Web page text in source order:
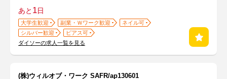
あと 1日
大学生歓迎 副業・Ｗワーク歓迎
ネイル可
シルバー歓迎
ピアス可
ダイソーの求人一覧を見る
(株)ウィルオブ・ワーク SAFR/ap130601